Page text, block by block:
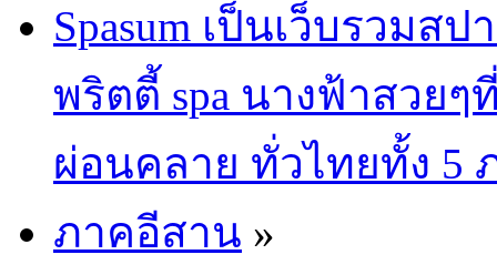
Spasum เป็นเว็บรวม
พริตตี้ spa นางฟ้าสวย
ผ่อนคลาย ทั่วไทยทั้ง 5
ภาคอีสาน »